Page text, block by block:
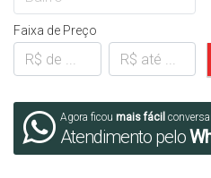
Faixa de Preço
Agora ficou mais fácil
Atendimento pelo